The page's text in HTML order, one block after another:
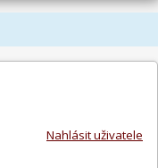
Nahlásit uživatele